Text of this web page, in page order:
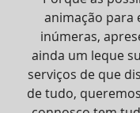
animação para
inúmeras,
ainda um leque
serviços de que
de tudo,